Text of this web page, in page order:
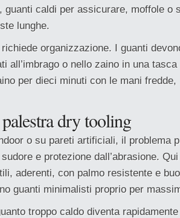
guanti caldi per assicurare, moffole o
lunghe.
organizzazione. I guanti
all’imbrago o nello zaino in una
per dieci minuti con le mani fredde,
dry tooling
o su pareti artificiali, il problema
e protezione dall’abrasione.
aderenti, con palmo resistente e
guanti minimalisti proprio per
troppo caldo diventa